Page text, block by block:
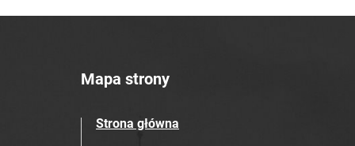
Mapa strony
Strona główna